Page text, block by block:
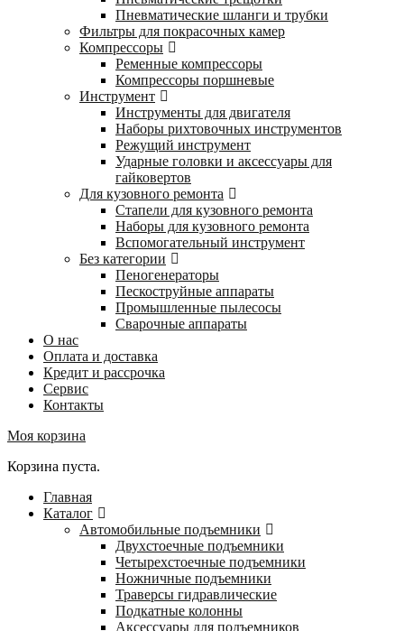
Пневматические шланги и трубки
Фильтры для покрасочных камер
Компрессоры
Ременные компрессоры
Компрессоры поршневые
Инструмент
Инструменты для двигателя
Наборы рихтовочных инструментов
Режущий инструмент
Ударные головки и аксессуары для
гайковертов
Для кузовного ремонта
Стапели для кузовного ремонта
Наборы для кузовного ремонта
Вспомогательный инструмент
Без категории
Пеногенераторы
Пескоструйные аппараты
Промышленные пылесосы
Сварочные аппараты
О нас
Оплата и доставка
Кредит и рассрочка
Сервис
Контакты
Моя корзина
Корзина пуста.
Главная
Каталог
Автомобильные подъемники
Двухстоечные подъемники
Четырехстоечные подъемники
Ножничные подъемники
Траверсы гидравлические
Подкатные колонны
Аксессуары для подъемников